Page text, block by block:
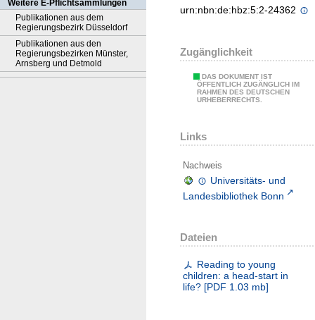
Weitere E-Pflichtsammlungen
Publikationen aus dem
Regierungsbezirk Düsseldorf
Publikationen aus den
Regierungsbezirken Münster,
Arnsberg und Detmold
urn:nbn:de:hbz:5:2-24362
Zugänglichkeit
DAS DOKUMENT IST
ÖFFENTLICH ZUGÄNGLICH IM
RAHMEN DES DEUTSCHEN
URHEBERRECHTS.
Links
Nachweis
Universitäts- und
Landesbibliothek Bonn
Dateien
Reading to young
children: a head-start in
life? [PDF 1.03 mb]